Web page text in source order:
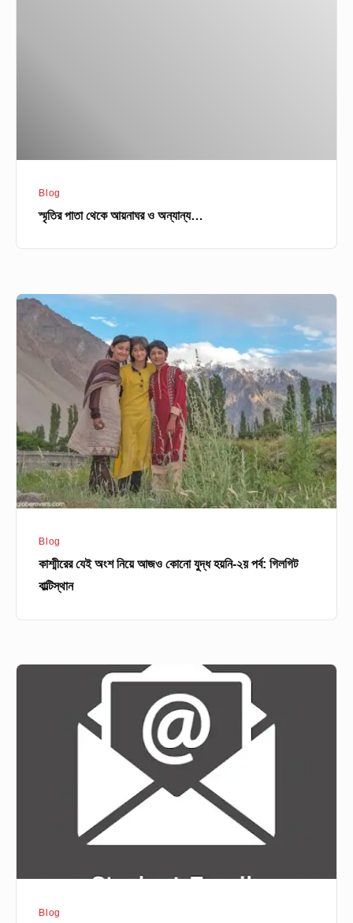
Blog
স্মৃতির পাতা থেকে আয়নাঘর ও অন্যান্য…
কাশ্মীরের
অংশ
নিয়ে
যুদ্ধ
হয়নি-২য়
পর্ব:
গিলগিট
Blog
কাশ্মীরের যেই অংশ নিয়ে আজও কোনো যুদ্ধ হয়নি-২য় পর্ব: গিলগিট
বাল্টিস্থান
ইনস্টিটিউশনাল
Blog